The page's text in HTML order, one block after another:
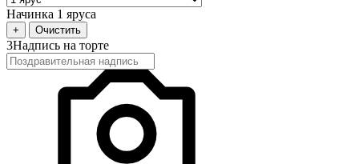
Начинка 1 яруса
+ Очистить
3Надпись на торте